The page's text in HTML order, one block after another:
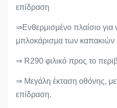
επίδραση
⇒Ενθερμισμένο πλαίσιο για
μπλοκάρισμα των καπακιών
⇒ R290 φιλικό προς το
⇒ Μεγάλη έκταση οθόνης,
επίδραση.